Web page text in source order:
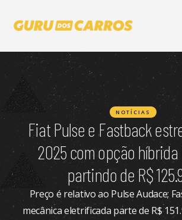
NOTÍCIAS
Fiat Pulse e Fastback
2025 com opção híbrida
partindo de R$
Preço é relativo ao Pulse Audace;
mecânica eletrificada parte de R$